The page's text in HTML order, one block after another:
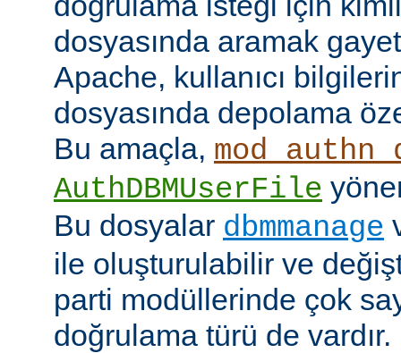
dosyasında aramak
Apache, kullanıcı
dosyasında depolama
Bu amaçla,
AuthDBMUserFile
Bu dosyalar dbmmanage
ile oluşturulabilir ve
parti modüllerinde çok
doğrulama türü de vardır.